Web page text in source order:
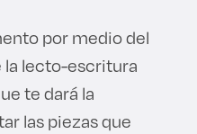
por medio del
la lecto-escritura
te dará la
las piezas que